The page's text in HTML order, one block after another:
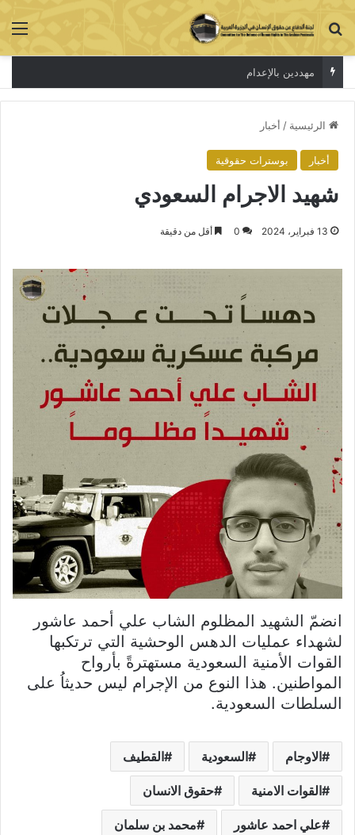
بحث عن
مهددين بالإعدام
الرئيسية / أخبار
أخبار بوسترات حقوقية
شهيد الاجرام السعودي
13 فبراير، 2024 0 أقل من دقيقة
انضمّ الشهيد المظلوم الشاب علي أحمد عاشور
لشهداء عمليات الدهس الوحشية التي ترتكبها
القوات الأمنية السعودية مستهترةً بأرواح
المواطنين. هذا النوع من الإجرام ليس حديثاُ على
السلطات السعودية.
الاوجام السعودية القطيف
القوات الامنية حقوق الانسان
علي احمد عاشور محمد بن سلمان